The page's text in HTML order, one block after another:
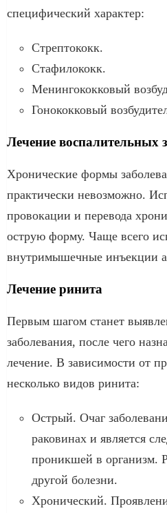
специфический характер:
Стрептококк.
Стафилококк.
Менингококковый
Гонококковый
Лечение воспалительных
Хронические формы
практически невозможно.
провокации и перевода
острую форму. Чаще всего
внутримышечные инъекции
Лечение ринита
Первым шагом станет
заболевания, после чего
лечение. В зависимости от
несколько видов ринита:
Острый. Очаг
раковинах и является
проникшей в организм.
другой болезни.
Хронический.